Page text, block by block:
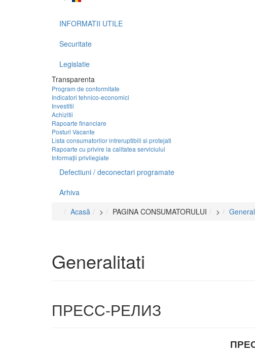
INFORMATII UTILE
Securitate
Legislatie
Transparenta
Program de conformitate
Indicatori tehnico-economici
Investitii
Achizitii
Rapoarte financiare
Posturi Vacante
Lista consumatorilor intreruptibili si protejati
Rapoarte cu privire la calitatea serviciului
Informații privilegiate
Defectiuni / deconectari programate
Arhiva
Acasă
> PAGINA CONSUMATORULUI >
Generalitati
ПРЕСС-РЕЛИЗ